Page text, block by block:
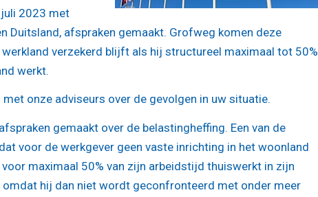
2023 met
Duitsland, afspraken gemaakt. Grofweg komen deze
verzekerd blijft als hij structureel maximaal tot 50%
werkt.
onze adviseurs over de gevolgen in uw situatie.
gemaakt over de belastingheffing. Een van de
voor de werkgever geen vaste inrichting in het woonland
maximaal 50% van zijn arbeidstijd thuiswerkt in zijn
hij dan niet wordt geconfronteerd met onder meer